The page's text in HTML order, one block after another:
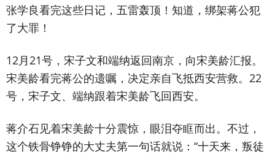
张学良看完这些日记，五雷轰顶！知道，绑架蒋公犯
了大罪！
12月21号，宋子文和端纳返回南京，向宋美龄汇报。
宋美龄看完蒋公的遗嘱，决定亲自飞抵西安营救。22
号，宋子文、端纳跟着宋美龄飞回西安。
蒋介石见着宋美龄十分震惊，眼泪夺眶而出。不过，
这个铁骨铮铮的大丈夫第一句话就说：“十天来，叛徒